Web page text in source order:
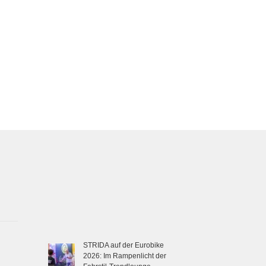
STRIDA auf der Eurobike
2026: Im Rampenlicht der